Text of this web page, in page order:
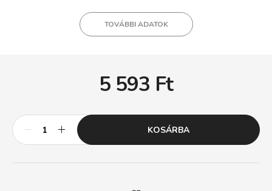
TOVÁBBI ADATOK
5 593 Ft
KOSÁRBA